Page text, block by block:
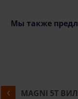
Мы также
MAGNI 5Т